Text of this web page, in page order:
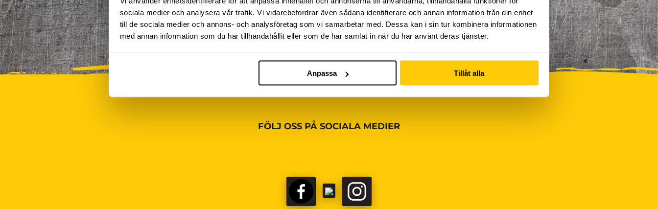
sociala medier och analysera vår trafik. Vi vidarebefordrar även sådana identifierare och annan information från din enhet
till de sociala medier och annons- och analysföretag som vi samarbetar med. Dessa kan i sin tur kombinera informationen
med annan information som du har tillhandahållit eller som de har samlat in när du har använt deras tjänster.
Anpassa Tillåt alla
FÖLJ OSS PÅ SOCIALA MEDIER
FACEBOOKTIKTOK